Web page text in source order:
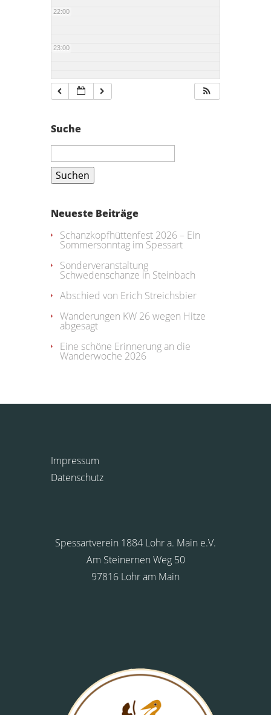
22:00
23:00
Suche
Suchen
Neueste Beiträge
Schanzkopfhüttenfest 2026 – Ein
Sommersonntag im Spessart
Sonderveranstaltung
Schwedenschanze in Steinbach
Abschied von Erich Streichsbier
Wanderungen KW 26 wegen Hitze
abgesagt
Eine schöne Erinnerung an die
Wanderwoche 2026
Impressum
Datenschutz
Spessartverein 1884 Lohr a. Main e.V.
Am Steinernen Weg 50
97816 Lohr am Main